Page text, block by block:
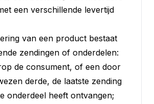
een verschillende levertijd
van een product bestaat
zendingen of onderdelen:
de consument, of een door
derde, de laatste zending
onderdeel heeft ontvangen;